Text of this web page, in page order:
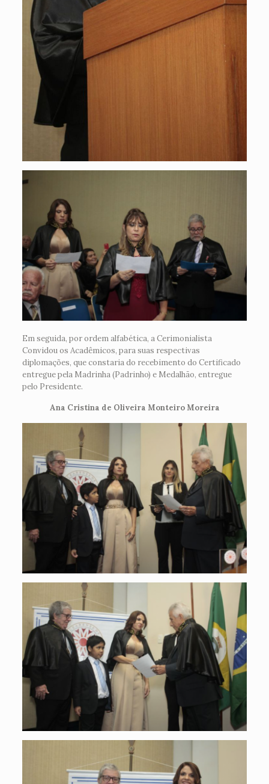
Em seguida, por ordem alfabética, a Cerimonialista
Convidou os Acadêmicos, para suas respectivas
diplomações, que constaria do recebimento do Certificado
entregue pela Madrinha (Padrinho) e Medalhão, entregue
pelo Presidente.
Ana Cristina de Oliveira Monteiro Moreira